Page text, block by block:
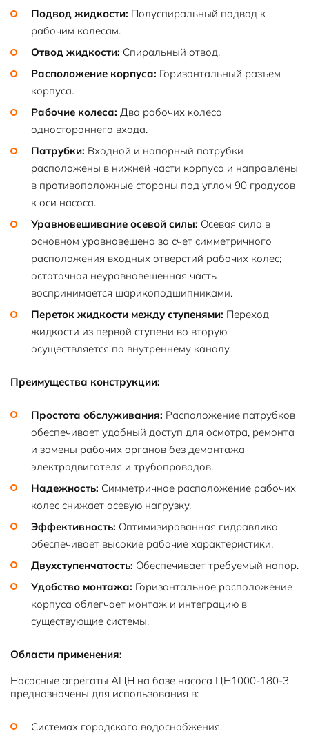
Подвод жидкости: Полуспиральный подвод к
рабочим колесам.
Отвод жидкости: Спиральный отвод.
Расположение корпуса: Горизонтальный разъем
корпуса.
Рабочие колеса: Два рабочих колеса
одностороннего входа.
Патрубки: Входной и напорный патрубки
расположены в нижней части корпуса и направлены
в противоположные стороны под углом 90 градусов
к оси насоса.
Уравновешивание осевой силы: Осевая сила в
основном уравновешена за счет симметричного
расположения входных отверстий рабочих колес;
остаточная неуравновешенная часть
воспринимается шарикоподшипниками.
Переток жидкости между ступенями: Переход
жидкости из первой ступени во вторую
осуществляется по внутреннему каналу.
Преимущества конструкции:
Простота обслуживания: Расположение патрубков
обеспечивает удобный доступ для осмотра, ремонта
и замены рабочих органов без демонтажа
электродвигателя и трубопроводов.
Надежность: Симметричное расположение рабочих
колес снижает осевую нагрузку.
Эффективность: Оптимизированная гидравлика
обеспечивает высокие рабочие характеристики.
Двухступенчатость: Обеспечивает требуемый напор.
Удобство монтажа: Горизонтальное расположение
корпуса облегчает монтаж и интеграцию в
существующие системы.
Области применения:
Насосные агрегаты АЦН на базе насоса ЦН1000-180-3
предназначены для использования в:
Системах городского водоснабжения.